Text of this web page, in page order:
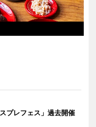
プレフェス」過去開催